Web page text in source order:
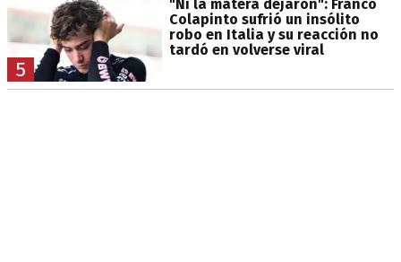
5
"Ni la matera dejaron": Franco
Colapinto sufrió un insólito
robo en Italia y su reacción no
tardó en volverse viral